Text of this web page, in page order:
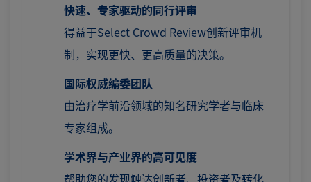
快速、专家驱动的同行评审
得益于Select Crowd Review创新评审机
制，实现更快、更高质量的决策。
国际权威编委团队
由治疗学前沿领域的知名研究学者与临床
专家组成。
学术界与产业界的高可见度
帮助您的发现触达创新者、投资者及转化